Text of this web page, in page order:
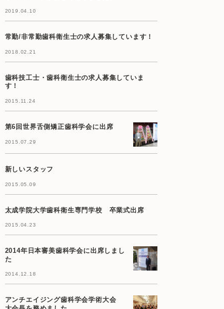
2019.04.10
常勤/非常勤歯科衛生士の求人募集しています！
2018.02.21
歯科技工士・歯科衛生士の求人募集していま
す！
2015.11.24
第6回世界舌側矯正歯科学会に出席
2015.07.29
新しいスタッフ
2015.05.09
太成学院大学歯科衛生専門学校 卒業式出席
2015.04.23
2014年日本審美歯科学会に出席しまし
た
2014.12.18
アンチエイジング歯科学会学術大会